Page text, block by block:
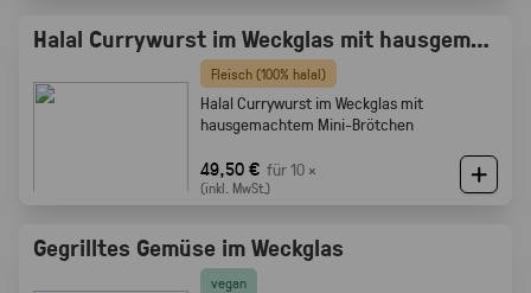
Halal Currywurst im Weckglas mit hausgemachtem Mini-Brötchen
Fleisch (100% halal)
Halal Currywurst im Weckglas mit
hausgemachtem Mini-Brötchen
49,50 € für 10 ×
(inkl. MwSt.)
Gegrilltes Gemüse im Weckglas
vegan